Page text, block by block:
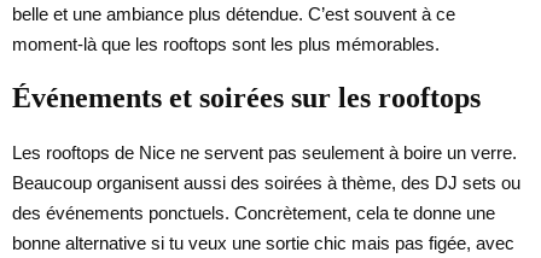
belle et une ambiance plus détendue. C’est souvent à ce
moment-là que les rooftops sont les plus mémorables.
Événements et soirées sur les rooftops
Les rooftops de Nice ne servent pas seulement à boire un verre.
Beaucoup organisent aussi des soirées à thème, des DJ sets ou
des événements ponctuels. Concrètement, cela te donne une
bonne alternative si tu veux une sortie chic mais pas figée, avec